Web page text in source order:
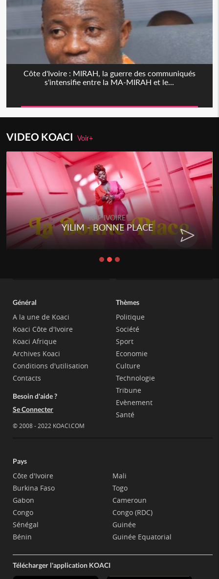
Côte d'Ivoire : MIRAH, la guerre des communiqués
s'intensifie entre la MA-MIRAH et le...
VIDEO KOACIVoir+
RAP IVOIRE
YILIM - BONNE PLACE
Général
A la une de Koaci
Koaci Côte d'Ivoire
Koaci Afrique
Archives Koaci
Conditions d'utilisation
Contacts
Besoin d'aide ?
Se Connecter
© 2008 - 2022 KOACI.COM
Thèmes
Politique
Société
Sport
Economie
Culture
Technologie
Tribune
Evènement
Santé
Pays
Côte d'Ivoire
Burkina Faso
Gabon
Congo
Sénégal
Bénin
Mali
Togo
Cameroun
Congo (RDC)
Guinée
Guinée Equatorial
Télécharger l'application KOACI